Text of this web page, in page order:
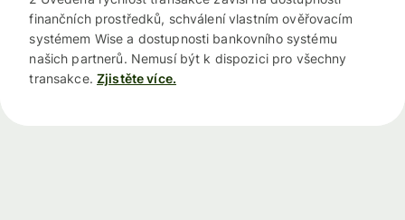
finančních prostředků, schválení vlastním ověřovacím
systémem Wise a dostupnosti bankovního systému
našich partnerů. Nemusí být k dispozici pro všechny
transakce. Zjistěte více.